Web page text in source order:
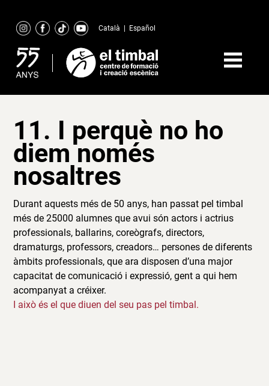
content
Català Español
11. I perquè no ho
diem només
nosaltres
Durant aquests més de 50 anys, han passat pel timbal
més de 25000 alumnes que avui són actors i actrius
professionals, ballarins, coreògrafs, directors,
dramaturgs, professors, creadors… persones de diferents
àmbits professionals, que ara disposen d’una major
capacitat de comunicació i expressió, gent a qui hem
acompanyat a créixer.
I això és el que diuen del seu pas pel timbal.